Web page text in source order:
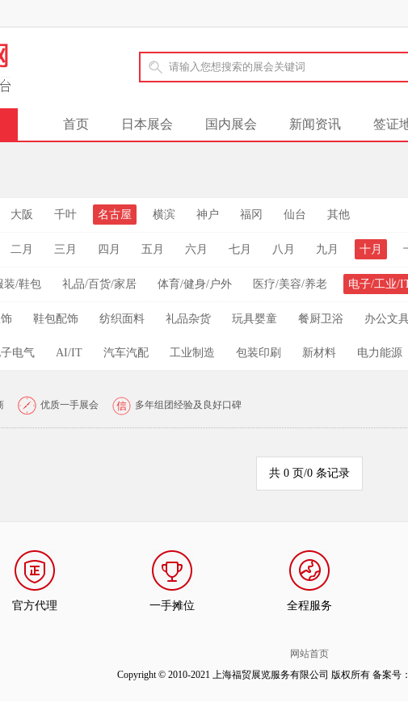
首页 日本展会 国内展会 新闻资讯 签证
大阪 千叶 名古屋 横滨 神户 福冈 仙台 其他
二月 三月 四月 五月 六月 七月 八月 九月 十月
装/鞋包 礼品/百货/家居 体育/健身/户外 医疗/美容/养老 电子/工业/
鞋包配饰 纺织面料 礼品杂货 玩具婴童 餐厨卫浴 办公文
电气 AI/IT 汽车汽配 工业制造 包装印刷 新材料 电力能源
优质一手展会 多年组团经验及良好口碑
共 0 页/0 条记录
官方代理 一手摊位 全程服务
网站首页
Copyright © 2010-2021 上海福贸展览服务有限公司 版权所有 备案号：